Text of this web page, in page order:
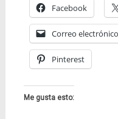
Facebook
Correo electrónico
Pinterest
Me gusta esto: